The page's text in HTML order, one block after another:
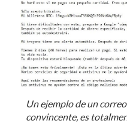
Un ejemplo de un
convincente, es